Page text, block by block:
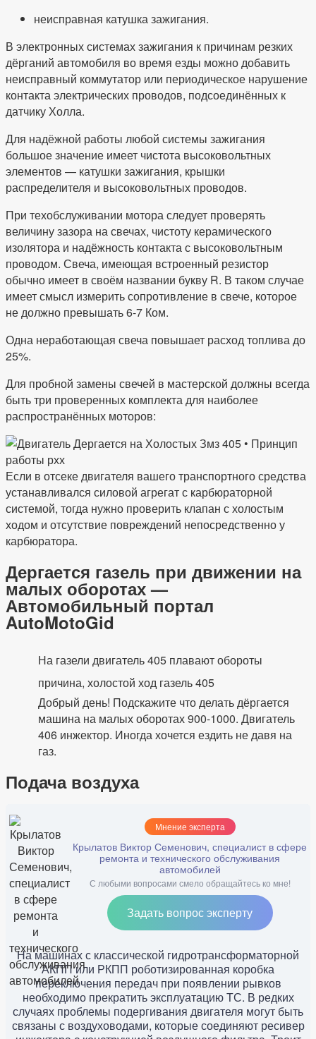
неисправная катушка зажигания.
В электронных системах зажигания к причинам резких
дёрганий автомобиля во время езды можно добавить
неисправный коммутатор или периодическое нарушение
контакта электрических проводов, подсоединённых к
датчику Холла.
Для надёжной работы любой системы зажигания
большое значение имеет чистота высоковольтных
элементов — катушки зажигания, крышки
распределителя и высоковольтных проводов.
При техобслуживании мотора следует проверять
величину зазора на свечах, чистоту керамического
изолятора и надёжность контакта с высоковольтным
проводом. Свеча, имеющая встроенный резистор
обычно имеет в своём названии букву R. В таком случае
имеет смысл измерить сопротивление в свече, которое
не должно превышать 6-7 Ком.
Одна неработающая свеча повышает расход топлива до
25%.
Для пробной замены свечей в мастерской должны всегда
быть три проверенных комплекта для наиболее
распространённых моторов:
Если в отсеке двигателя вашего транспортного средства
устанавливался силовой агрегат с карбюраторной
системой, тогда нужно проверить клапан с холостым
ходом и отсутствие повреждений непосредственно у
карбюратора.
Дергается газель при движении на
малых оборотах —
Автомобильный портал
AutoMotoGid
На газели двигатель 405 плавают обороты
причина, холостой ход газель 405
Добрый день! Подскажите что делать дёргается
машина на малых оборотах 900-1000. Двигатель
406 инжектор. Иногда хочется ездить не давя на
газ.
Подача воздуха
Мнение эксперта
Крылатов Виктор Семенович, специалист в сфере
ремонта и технического обслуживания
автомобилей
С любыми вопросами смело обращайтесь ко мне!
Задать вопрос эксперту
На машинах с классической гидротрансформаторной
АКПП или РКПП роботизированная коробка
переключения передач при появлении рывков
необходимо прекратить эксплуатацию ТС. В редких
случаях проблемы подергивания двигателя могут быть
связаны с воздуховодами, которые соединяют ресивер